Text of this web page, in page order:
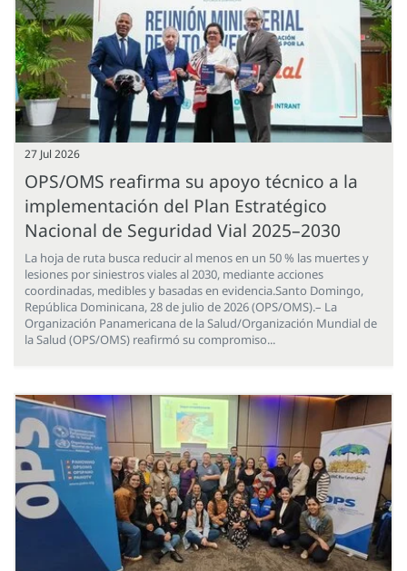
27 Jul 2026
OPS/OMS reafirma su apoyo técnico a la
implementación del Plan Estratégico
Nacional de Seguridad Vial 2025–2030
La hoja de ruta busca reducir al menos en un 50 % las muertes y
lesiones por siniestros viales al 2030, mediante acciones
coordinadas, medibles y basadas en evidencia.Santo Domingo,
República Dominicana, 28 de julio de 2026 (OPS/OMS).– La
Organización Panamericana de la Salud/Organización Mundial de
la Salud (OPS/OMS) reafirmó su compromiso...